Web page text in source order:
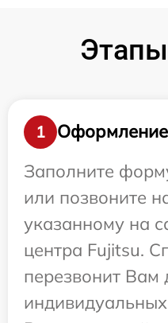
1
Заполните
или позвоните
указанному на
центра Fujitsu.
перезвонит Вам